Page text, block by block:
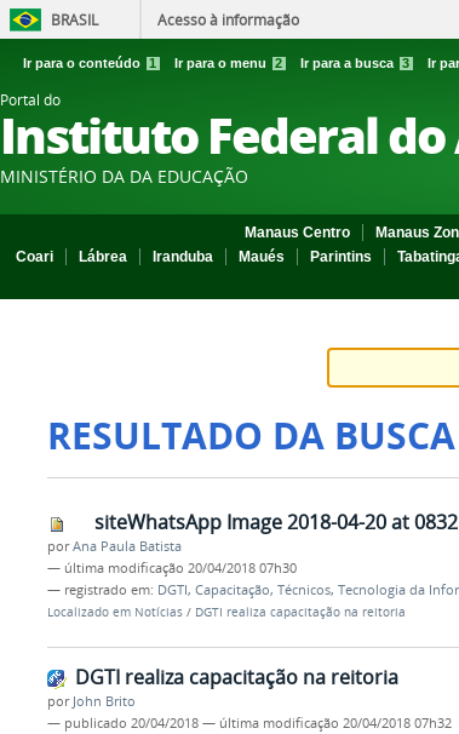
BRASIL Acesso à informação
Ir para o conteúdo 1 Ir para o menu 2 Ir para a busca 3 Ir
Portal do
Instituto Federal do
MINISTÉRIO DA DA EDUCAÇÃO
Manaus Centro Manaus
Coari
Lábrea Iranduba Maués Parintins
RESULTADO DA BUSCA
siteWhatsApp Image 2018-04-20 at
porAna Paula Batista
— última modificação 20/04/2018 07h30
— registrado em: DGTI, Capacitação, Técnicos, Tecnologia da
Localizado em Notícias / DGTI realiza capacitação na reitoria
DGTI realiza capacitação na reitoria
por John Brito
— publicado 20/04/2018 — última modificação 20/04/2018 07h32